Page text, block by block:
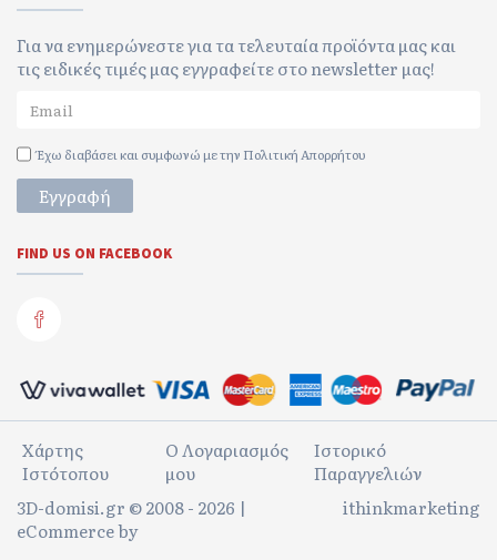
Για να ενημερώνεστε για τα τελευταία προϊόντα μας και
τις ειδικές τιμές μας εγγραφείτε στο newsletter μας!
Έχω διαβάσει και συμφωνώ με την Πολιτική Απορρήτου
Εγγραφή
FIND US ON FACEBOOK
3D-domisi.gr © 2008 - 2026 |
eCommerce by
ithinkmarketing
Χάρτης
Ιστότοπου
Ο Λογαριασμός
μου
Ιστορικό
Παραγγελιών